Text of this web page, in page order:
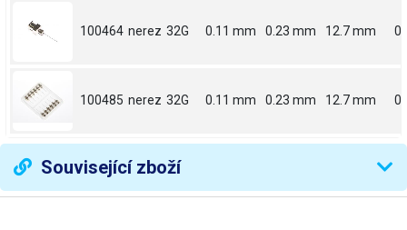
100464 nerez 32G 0.11 mm 0.23 mm 12.7 mm
100485 nerez 32G 0.11 mm 0.23 mm 12.7 mm
Související zboží